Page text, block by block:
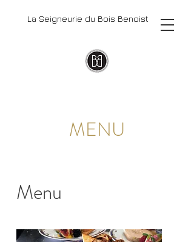
La Seigneurie du Bois Benoist
MENU
Menu